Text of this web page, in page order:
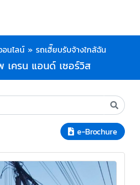
นไลน์ » รถเฮี๊ยบรับจ้างใกล้ฉัน
เครน แอนด์ เซอร์วิส
e-Brochure